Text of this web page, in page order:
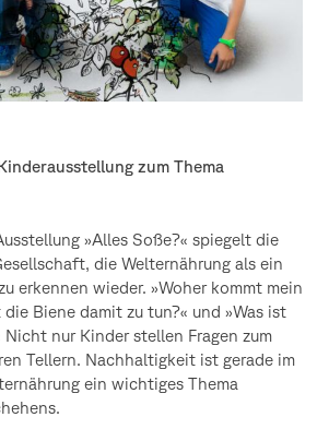
zum Thema
»Alles Soße?« spiegelt die
die Welternährung als ein
erkennen wieder. »Woher kommt mein
die Biene damit zu tun?« und »Was ist
Nicht nur Kinder stellen Fragen zum
Tellern. Nachhaltigkeit ist gerade im
ein wichtiges Thema